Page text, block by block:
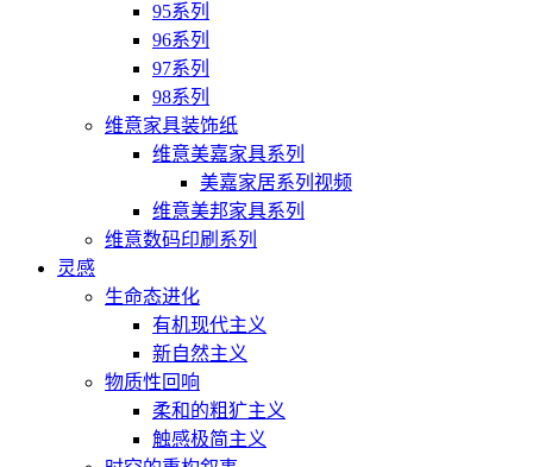
95系列
96系列
97系列
98系列
维意家具装饰纸
维意美嘉家具系列
美嘉家居系列视频
维意美邦家具系列
维意数码印刷系列
灵感
生命态进化
有机现代主义
新自然主义
物质性回响
柔和的粗犷主义
触感极简主义